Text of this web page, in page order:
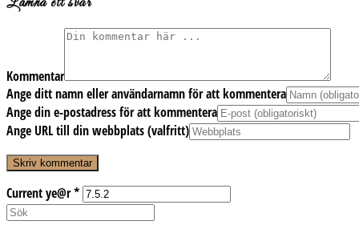
Kommentar
Ange ditt namn eller användarnamn för att kommentera
Ange din e-postadress för att kommentera
Ange URL till din webbplats (valfritt)
Current ye@r*